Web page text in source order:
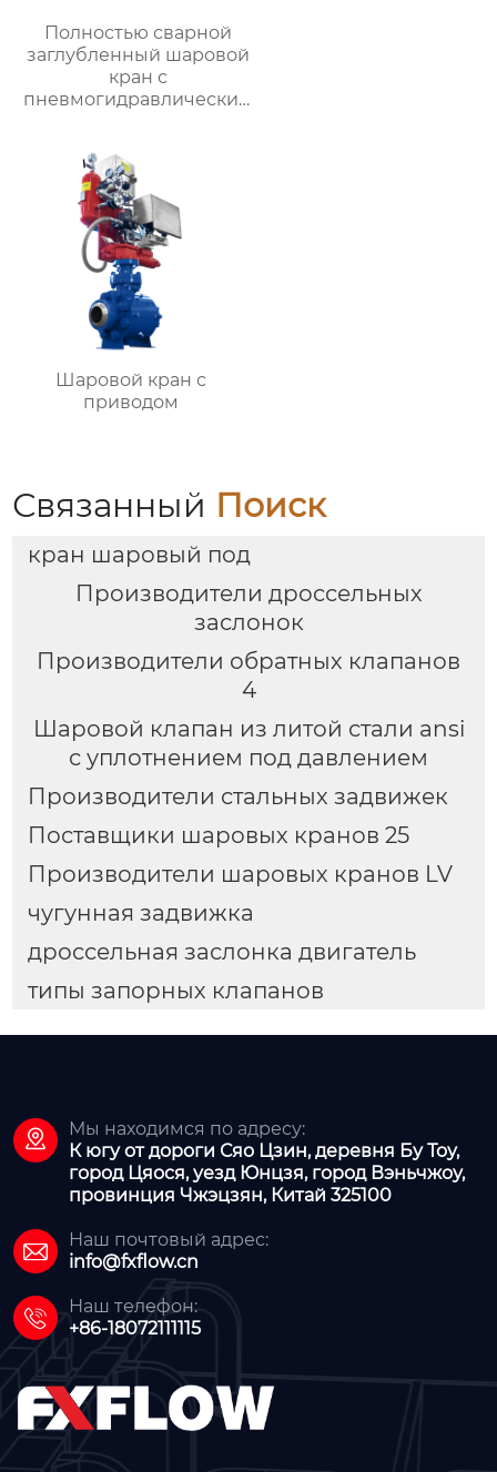
Полностью сварной
заглубленный шаровой
кран с
пневмогидравлическим
Шаровой кран с
приводом
Связанный Поиск
кран шаровый под
Производители дроссельных
заслонок
Производители обратных клапанов
4
Шаровой клапан из литой стали ansi
с уплотнением под давлением
Производители стальных задвижек
Поставщики шаровых кранов 25
Производители шаровых кранов LV
чугунная задвижка
дроссельная заслонка двигатель
типы запорных клапанов

Мы находимся по адресу:
К югу от дороги Сяо Цзин, деревня Бу Тоу,
город Цяося, уезд Юнцзя, город Вэньчжоу,
провинция Чжэцзян, Китай 325100

Наш почтовый адрес:
info@fxflow.cn

Наш телефон:
+86-18072111115